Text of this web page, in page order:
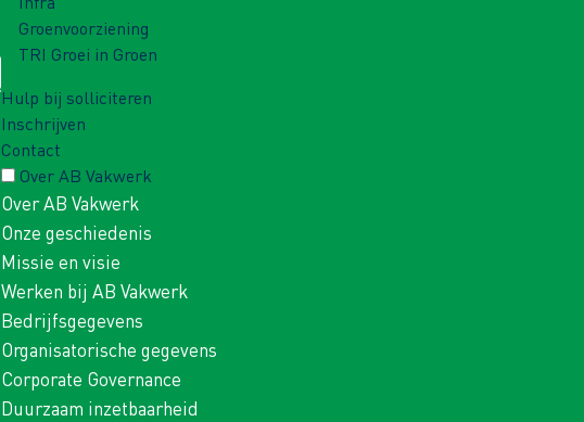
Groenvoorziening
TRI Groei in Groen
Hulp bij solliciteren
Inschrijven
Contact
Over AB Vakwerk
Over AB Vakwerk
Onze geschiedenis
Missie en visie
Werken bij AB Vakwerk
Bedrijfsgegevens
Organisatorische gegevens
Corporate Governance
Duurzaam inzetbaarheid